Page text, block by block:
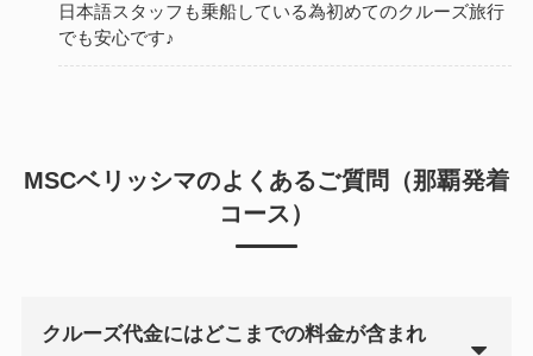
日本語スタッフも乗船している為初めてのクルーズ旅行
でも安心です♪
MSCベリッシマのよくあるご質問（那覇発着
コース）
クルーズ代金にはどこまでの料金が含まれ